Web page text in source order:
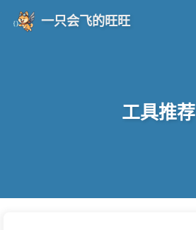
一只会飞的旺旺
工具推荐